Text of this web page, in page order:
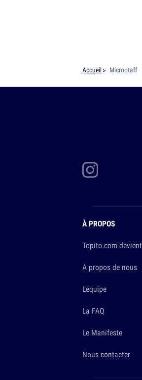
Accueil Microotaff
À PROPOS
Topito.com
A propos de nous
L'équipe
La FAQ
Le Manifeste
Nous contacter